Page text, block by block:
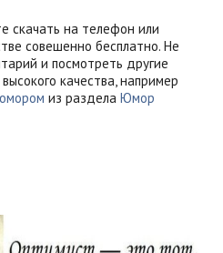
скачать на телефон или
совешенно бесплатно. Не
и посмотреть другие
качества, например
из раздела Юмор